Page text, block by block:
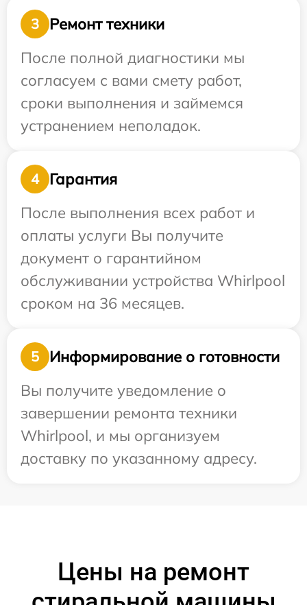
3
Ремонт техники
После полной диагностики мы
согласуем с вами смету работ,
сроки выполнения и займемся
устранением неполадок.
4
Гарантия
После выполнения всех работ и
оплаты услуги Вы получите
документ о гарантийном
обслуживании устройства Whirlpool
сроком на 36 месяцев.
5
Информирование о готовности
Вы получите уведомление о
завершении ремонта техники
Whirlpool, и мы организуем
доставку по указанному адресу.
Цены на ремонт